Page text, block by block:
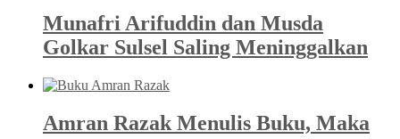
Munafri Arifuddin dan Musda
Golkar Sulsel Saling Meninggalkan
Amran Razak Menulis Buku, Maka